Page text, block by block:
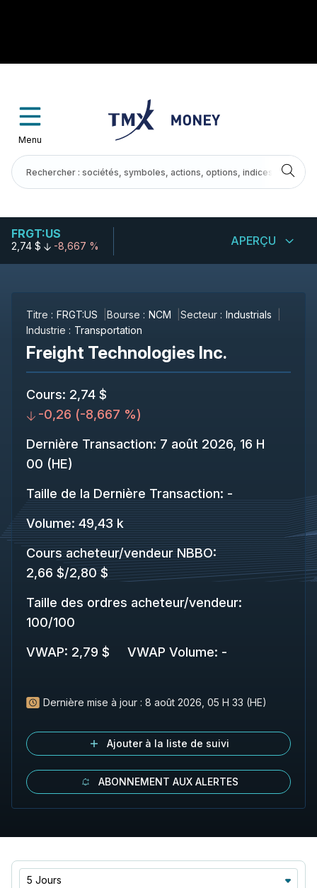
Menu
FRGT:US
2,74 $ -8,667 % APERÇU
Titre : FRGT:US Bourse : NCM Secteur : Industrials
Industrie : Transportation
Freight Technologies Inc.
Cours: 2,74 $
-0,26 (-8,667 %)
Dernière Transaction: 7 août 2026, 16 H
00 (HE)
Taille de la Dernière Transaction: -
Volume: 49,43 k
Cours acheteur/vendeur NBBO:
2,66 $/2,80 $
Taille des ordres acheteur/vendeur:
100/100
VWAP: 2,79 $ VWAP Volume: -
Dernière mise à jour : 8 août 2026, 05 H 33 (HE)
Ajouter à la liste de suivi
ABONNEMENT AUX ALERTES
5 Jours